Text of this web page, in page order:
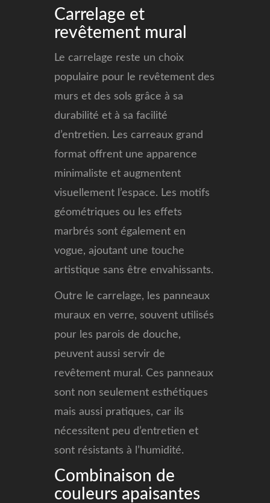
Carrelage et
revêtement mural
Le carrelage reste un choix
populaire pour le revêtement des
murs et des sols grâce à sa
durabilité et à sa facilité
d’entretien. Les carreaux grand
format offrent une apparence
minimaliste et augmentent
visuellement l’espace. Les motifs
géométriques ou les effets
marbrés sont également en
vogue, ajoutant une touche
artistique sans être envahissants.
Outre le carrelage, les panneaux
muraux en verre, souvent utilisés
pour les parois de douche,
peuvent aussi servir de
revêtement mural. Ces panneaux
sont non seulement esthétiques
mais aussi pratiques, car ils
nécessitent peu d’entretien et
sont résistants à l’humidité.
Combinaison de
couleurs apaisantes